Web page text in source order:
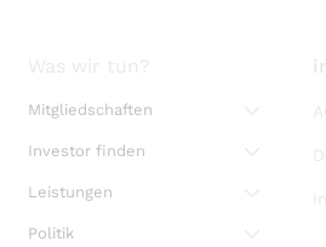
Was wir tun?
Mitgliedschaften
Investor finden
Leistungen
Politik